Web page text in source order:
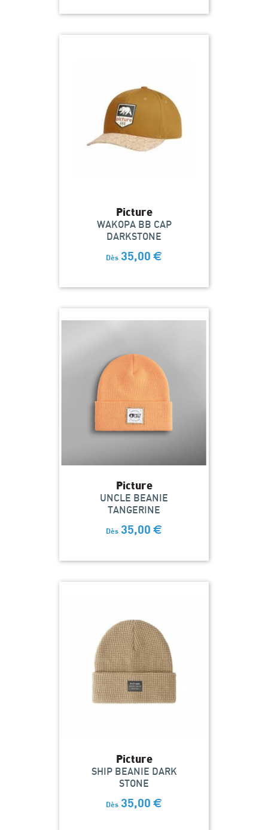
Picture
WAKOPA BB CAP
DARKSTONE
Dès 35,00 €
Picture
UNCLE BEANIE
TANGERINE
Dès 35,00 €
Picture
SHIP BEANIE DARK
STONE
Dès 35,00 €